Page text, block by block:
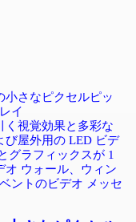
小さなピクセルピッ
イ
く視覚効果と多彩な
び屋外用の LED ビデ
グラフィックスが 1
オ ウォール、ウィン
ントのビデオ メッセ